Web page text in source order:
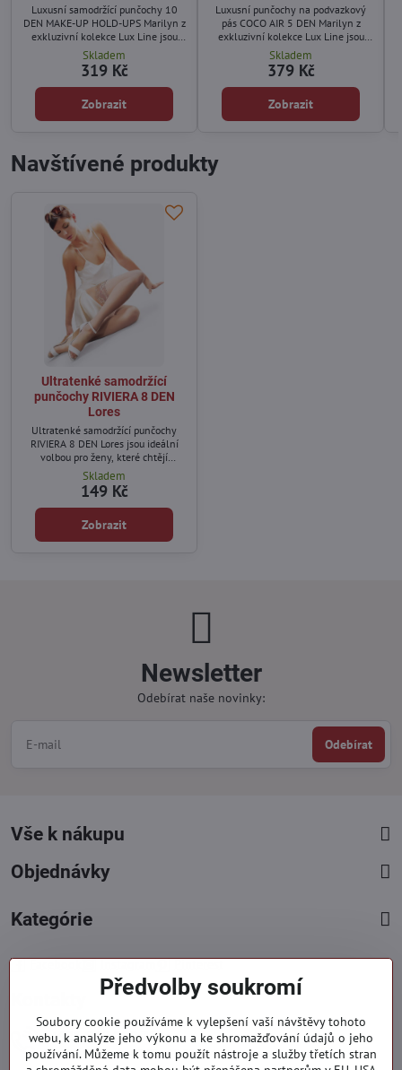
Luxusní samodržící punčochy 10
DEN MAKE-UP HOLD-UPS Marilyn z
exkluzivní kolekce Lux Line jsou
ideální volbou pro ženy, které
hledají elegantní svatební
punčochy nebo jemné samodržící
silonky pro společenské příležitosti.
Skladem
319 Kč
Zobrazit
Luxusní punčochy na podvazkový
pás COCO AIR 5 DEN Marilyn z
exkluzivní kolekce Lux Line jsou
ideální volbou pro ženy, které
hledají ultratenké retro punčochy
na podvazky s přirozeně krásným
vzhledem nohou.
Skladem
379 Kč
Zobrazit
Navštívené produkty
Ultratenké samodržící
punčochy RIVIERA 8 DEN
Lores
Ultratenké samodržící punčochy
RIVIERA 8 DEN Lores jsou ideální
volbou pro ženy, které chtějí
dosáhnout přirozeně krásného
vzhledu nohou.
Skladem
149 Kč
Zobrazit
Newsletter
Odebírat naše novinky:
Odebírat
Vše k nákupu
Objednávky
Kategórie
+421 919 060 751
Pondělí - Pátek : 09:00 - 15:00 hod.
Předvolby soukromí
Soubory cookie používáme k vylepšení vaší návštěvy tohoto
webu, k analýze jeho výkonu a ke shromažďování údajů o jeho
používání. Můžeme k tomu použít nástroje a služby třetích stran